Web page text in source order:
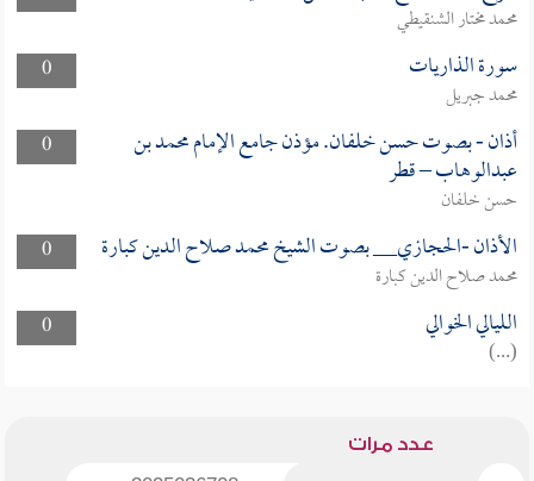
محمد مختار الشنقيطي
0
سورة الذاريات
محمد جبريل
0
أذان - بصوت حسن خلفان. مؤذن جامع الإمام محمد بن
عبدالوهاب – قطر
حسن خلفان
0
الأذان -الحجازي__ بصوت الشيخ محمد صلاح الدين كبارة
محمد صلاح الدين كبارة
0
الليالي الخوالي
(...)
عدد مرات